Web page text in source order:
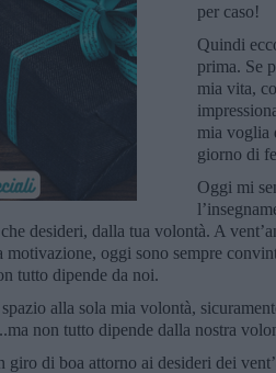
per caso!
Quindi
prima. Se
mia vita,
mia voglia
giorno di
Oggi mi
desideri, dalla tua volontà. A
motivazione, oggi sono sempre
tutto dipende da noi.
alla sola mia volontà,
non tutto dipende dalla nostra
giro di boa attorno ai desideri dei